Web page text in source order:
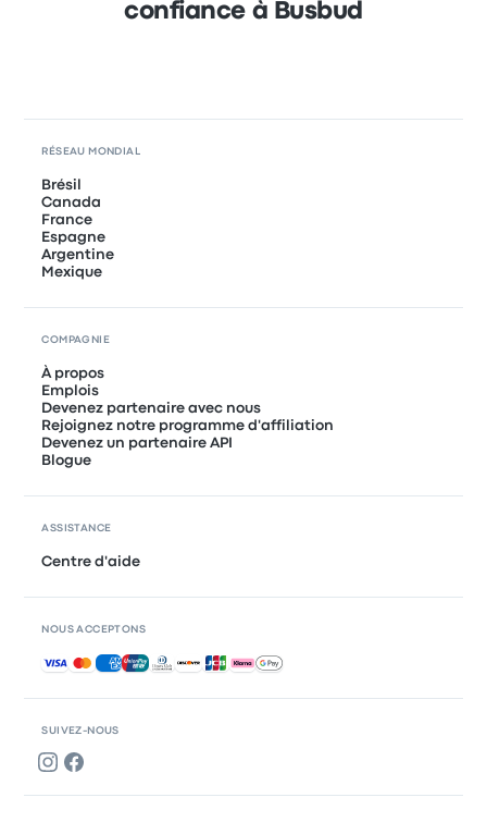
confiance à Busbud
SUIVEZ-NOUS
RÉSEAU MONDIAL
Brésil
Canada
France
Espagne
Argentine
Mexique
COMPAGNIE
À propos
Emplois
Devenez partenaire avec nous
Rejoignez notre programme d'affiliation
Devenez un partenaire API
Blogue
ASSISTANCE
Centre d'aide
NOUS ACCEPTONS
Paiements acceptés